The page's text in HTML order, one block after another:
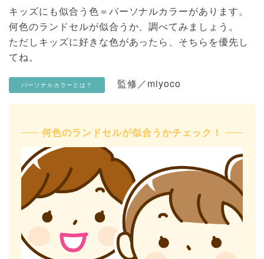
キッズにも似合う色＝パーソナルカラーがあります。
何色のランドセルが似合うか、調べてみましょう。
ただしキッズに好きな色があったら、そちらを優先し
てね。
パーソナルカラーとは？ 監修／miyoco
何色のランドセルが似合うかチェック！